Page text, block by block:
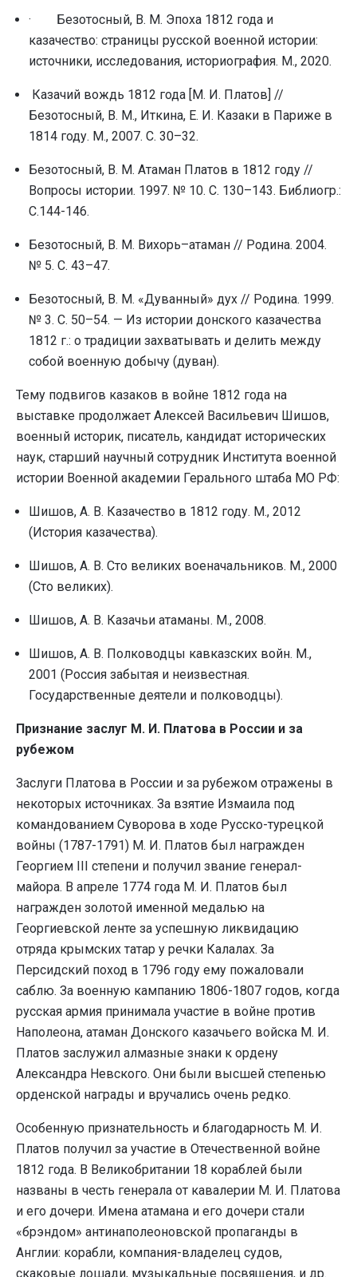
· Безотосный, В. М. Эпоха 1812 года и
казачество: страницы русской военной истории:
источники, исследования, историография. М., 2020.
Казачий вождь 1812 года [М. И. Платов] //
Безотосный, В. М., Иткина, Е. И. Казаки в Париже в
1814 году. М., 2007. С. 30–32.
Безотосный, В. М. Атаман Платов в 1812 году //
Вопросы истории. 1997. № 10. С. 130–143. Библиогp.:
С.144-146.
Безотосный, В. М. Вихорь–атаман // Родина. 2004.
№ 5. С. 43–47.
Безотосный, В. М. «Дуванный» дух // Родина. 1999.
№ 3. С. 50–54. — Из истории донского казачества
1812 г.: о традиции захватывать и делить между
собой военную добычу (дуван).
Тему подвигов казаков в войне 1812 года на
выставке продолжает Алексей Васильевич Шишов,
военный историк, писатель, кандидат исторических
наук, старший научный сотрудник Института военной
истории Военной академии Герального штаба МО РФ:
Шишов, А. В. Казачество в 1812 году. М., 2012
(История казачества).
Шишов, А. В. Сто великих военачальников. М., 2000
(Сто великих).
Шишов, А. В. Казачьи атаманы. М., 2008.
Шишов, А. В. Полководцы кавказских войн. М.,
2001 (Россия забытая и неизвестная.
Государственные деятели и полководцы).
Признание заслуг М. И. Платова в России и за
рубежом
Заслуги Платова в России и за рубежом отражены в
некоторых источниках. За взятие Измаила под
командованием Суворова в ходе Русско-турецкой
войны (1787-1791) М. И. Платов был награжден
Георгием III степени и получил звание генерал-
майора. В апреле 1774 года М. И. Платов был
награжден золотой именной медалью на
Георгиевской ленте за успешную ликвидацию
отряда крымских татар у речки Калалах. За
Персидский поход в 1796 году ему пожаловали
саблю. За военную кампанию 1806-1807 годов, когда
русская армия принимала участие в войне против
Наполеона, атаман Донского казачьего войска М. И.
Платов заслужил алмазные знаки к ордену
Александра Невского. Они были высшей степенью
орденской награды и вручались очень редко.
Особенную признательность и благодарность М. И.
Платов получил за участие в Отечественной войне
1812 года. В Великобритании 18 кораблей были
названы в честь генерала от кавалерии М. И. Платова
и его дочери. Имена атамана и его дочери стали
«брэндом» антинаполеоновской пропаганды в
Англии: корабли, компания-владелец судов,
скаковые лошади, музыкальные посвящения, и др.